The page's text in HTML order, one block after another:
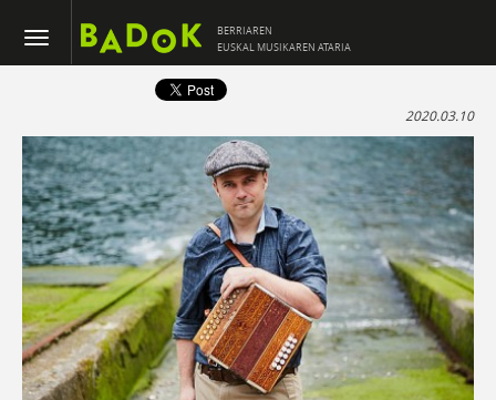
BERRIAREN
EUSKAL MUSIKAREN ATARIA
2020.03.10